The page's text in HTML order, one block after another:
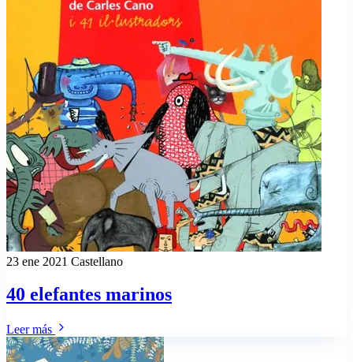
23 ene 2021 Castellano
40 elefantes marinos
Leer más